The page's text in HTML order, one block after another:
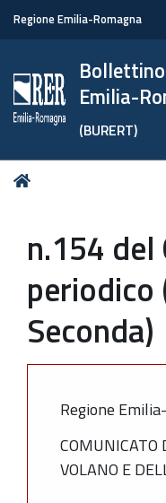
Regione Emilia-Romagna
Emilia-
(BURERT)
Tu
n.154
periodico
Seconda)
Regione
COMUNICATO
VOLANO E